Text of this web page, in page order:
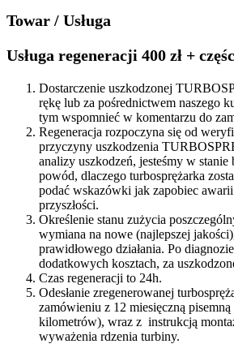
KM
quantity
Towar / Usługa
Usługa regeneracji 400 zł +
Dostarczenie uszkodzonej
rękę lub za pośrednictwem naszego
tym wspomnieć w komentarzu do
Regeneracja rozpoczyna się od
przyczyny uszkodzenia
analizy uszkodzeń, jesteśmy w stanie
powód, dlaczego turbosprężarka
podać wskazówki jak zapobiec
przyszłości.
Określenie stanu zużycia
wymiana na nowe (najlepszej
prawidłowego działania. Po
dodatkowych kosztach, za
Czas regeneracji to 24h.
Odesłanie zregenerowanej
zamówieniu z 12 miesięczną
kilometrów), wraz z instrukcją
wyważenia rdzenia turbiny.